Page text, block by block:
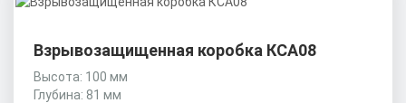
Взрывозащищенная коробка КСА08
Высота: 100 мм
Глубина: 81 мм